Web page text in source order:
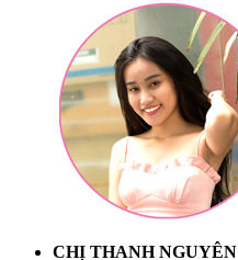
CHỊ THANH NGUYÊN